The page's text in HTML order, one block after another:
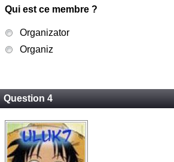
Qui est ce membre ?
Organizator
Organiz
Question 4